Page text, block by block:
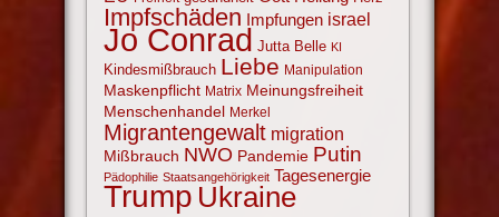
Impfschäden Impfungen israel
Jo Conrad Jutta Belle KI
Kindesmißbrauch Liebe Manipulation
Maskenpflicht Matrix Meinungsfreiheit
Menschenhandel Merkel
Migrantengewalt migration
Mißbrauch NWO Pandemie Putin
Pädophilie Staatsangehörigkeit Tagesenergie
Trump Ukraine